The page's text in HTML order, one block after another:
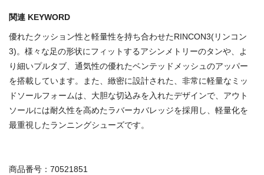
関連 KEYWORD
優れたクッション性と軽量性を持ち合わせたRINCON3(リンコン
3)。様々な足の形状にフィットするアシンメトリーのタンや、よ
り細いプルタブ、通気性の優れたベンテッドメッシュのアッパー
を搭載しています。また、緻密に設計された、非常に軽量なミッ
ドソールフォームは、大胆な切込みを入れたデザインで、アウト
ソールには耐久性を高めたラバーカバレッジを採用し、軽量化を
最重視したランニングシューズです。
商品番号：70521851